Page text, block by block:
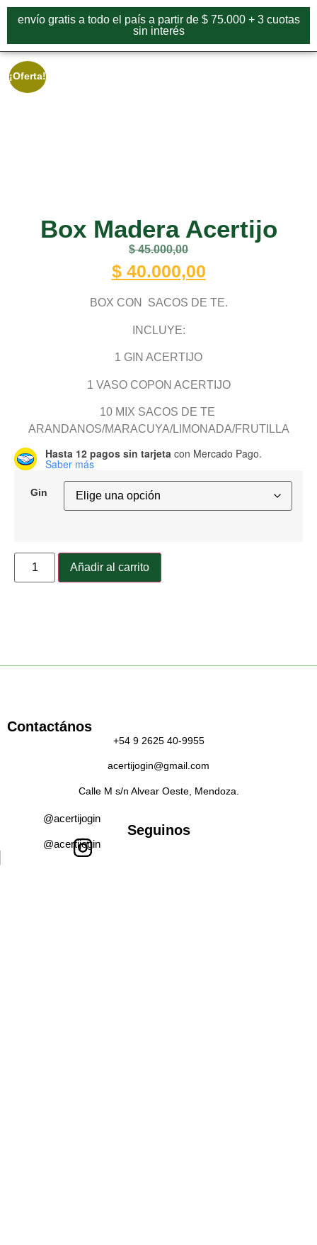
envío gratis a todo el país a partir de $ 75.000 + 3 cuotas
sin interés
¡Oferta!
Box Madera Acertijo
$45.000,00
$40.000,00
BOX CON SACOS DE TE.
INCLUYE:
1 GIN ACERTIJO
1 VASO COPON ACERTIJO
10 MIX SACOS DE TE
ARANDANOS/MARACUYA/LIMONADA/FRUTILLA
Hasta 12 pagos sin tarjeta con Mercado Pago.
Saber más
Gin
Añadir al carrito
Contactános
+54 9 2625 40-9955
acertijogin@gmail.com
Calle M s/n Alvear Oeste, Mendoza.
Seguinos
@acertijogin
@acertijogin